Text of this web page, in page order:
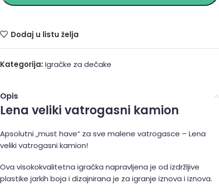
Dodaj u listu želja
Kategorija: Igračke za dečake
Opis
Lena veliki vatrogasni kamion
Apsolutni „must have“ za sve malene vatrogasce – Lena
veliki vatrogasni kamion!
Ova visokokvalitetna igračka napravljena je od izdržljive
plastike jarkih boja i dizajnirana je za igranje iznova i iznova.